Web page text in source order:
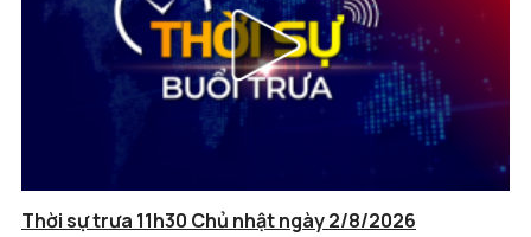
Thời sự trưa 11h30 Chủ nhật ngày 2/8/2026